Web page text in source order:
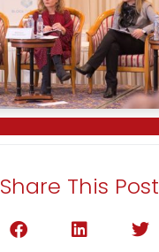
Share This Post